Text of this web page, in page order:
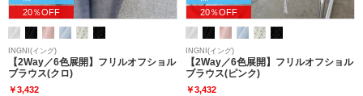
20％OFF
INGNI(イング)
【2Way／6色展開】フリルオフショル
ブラウス(クロ)
￥3,432
20％OFF
INGNI(イング)
【2Way／6色展開】フリルオフショル
ブラウス(ピンク)
￥3,432